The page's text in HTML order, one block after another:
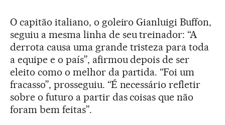
O capitão italiano, o goleiro Gianluigi Buffon,
seguiu a mesma linha de seu treinador: “A
derrota causa uma grande tristeza para toda
a equipe e o país”, afirmou depois de ser
eleito como o melhor da partida. “Foi um
fracasso”, prosseguiu. “É necessário refletir
sobre o futuro a partir das coisas que não
foram bem feitas”.